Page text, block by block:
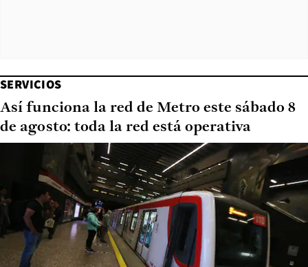
SERVICIOS
Así funciona la red de Metro este sábado 8
de agosto: toda la red está operativa